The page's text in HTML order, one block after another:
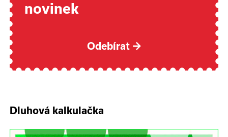
novinek
Odebírat →
Dluhová kalkulačka